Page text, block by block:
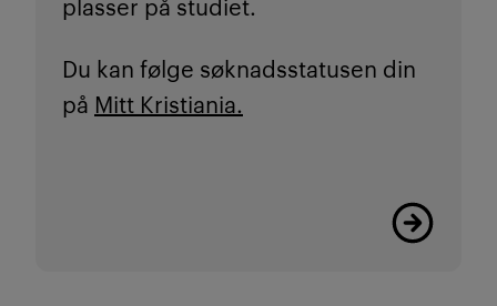
Du kan følge søknadsstatusen din
på Mitt Kristiania.
Her finner